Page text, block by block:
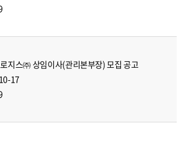
지스㈜ 상임이사(관리본부장) 모집 공고
17